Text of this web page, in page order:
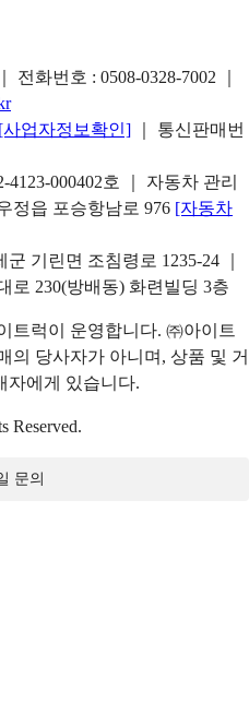
전화번호 : 0508-0328-7002
[사업자정보확인]
｜ 통신판매번
000402호 ｜ 자동차 관리
정읍 포승항남로 976 [자동차
기린면 조침령로 1235-24 ｜
로 230(방배동) 화련빌딩 3층
트럭이 운영합니다. ㈜아이트
의 당사자가 아니며, 상품 및 거
자에게 있습니다.
Reserved.
문의